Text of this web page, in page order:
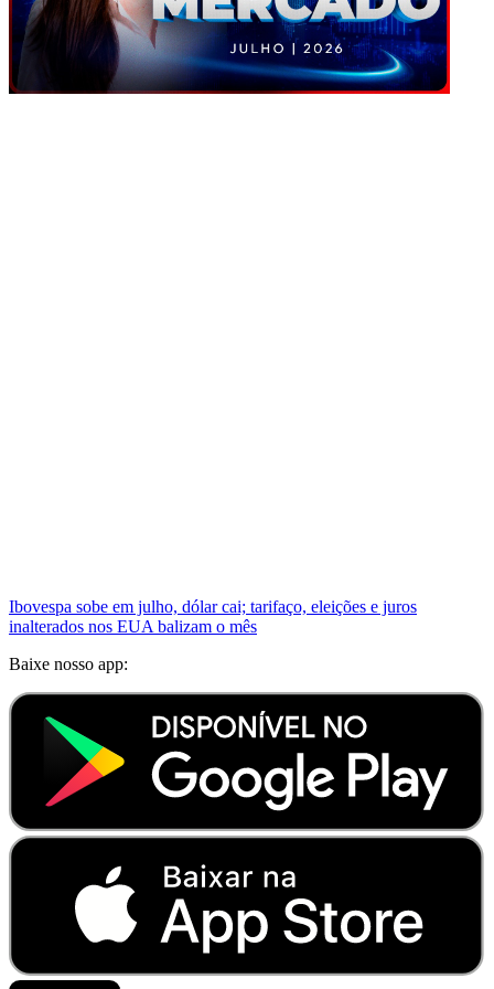
Ibovespa sobe em julho, dólar cai; tarifaço, eleições e juros
inalterados nos EUA balizam o mês
Baixe nosso app: